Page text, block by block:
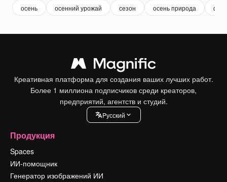
осень осенний урожай сезон осень природа
Креативная платформа для создания ваших лучших работ.
Более 1 миллиона подписчиков среди креаторов,
предприятий, агентств и студий.
Pусский
Продукция
Spaces
ИИ-помощник
Генератор изображений ИИ